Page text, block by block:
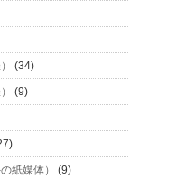
(34)
(9)
紙媒体） (9)